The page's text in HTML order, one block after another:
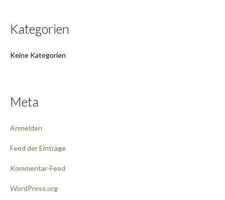
Kategorien
Keine Kategorien
Meta
Anmelden
Feed der Einträge
Kommentar-Feed
WordPress.org